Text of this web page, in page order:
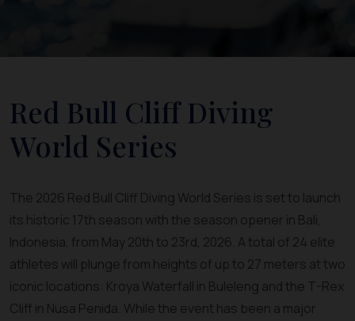
Red Bull Cliff Diving
World Series
The 2026 Red Bull Cliff Diving World Series is set to launch
its historic 17th season with the season opener in Bali,
Indonesia, from May 20th to 23rd, 2026. A total of 24 elite
athletes will plunge from heights of up to 27 meters at two
iconic locations: Kroya Waterfall in Buleleng and the T-Rex
Cliff in Nusa Penida. While the event has been a major